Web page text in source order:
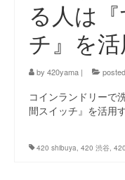
る人は
チ』を
by 420yama |
コインランドリーで
間スイッチ』を活用
420 shibuya 420 渋谷